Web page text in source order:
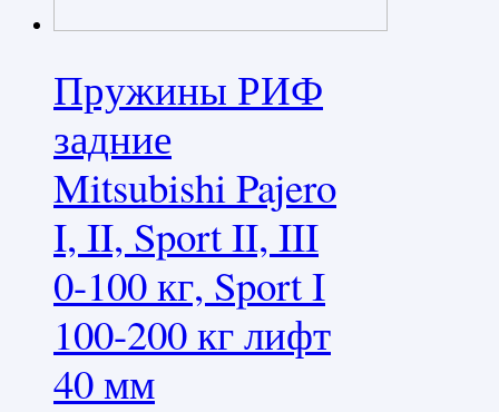
Пружины РИФ
задние
Mitsubishi Pajero
I, II, Sport II, III
0-100 кг, Sport I
100-200 кг лифт
40 мм